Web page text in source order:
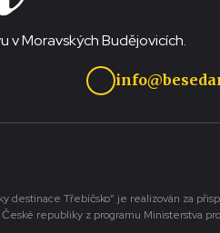
v Moravských Budějovicích.
destinace Třebíčsko“ je realizován za
republiky z programu Ministerstva